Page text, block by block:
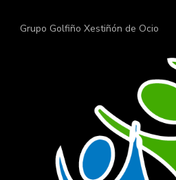
Grupo Golfiño Xestiñón de Ocio